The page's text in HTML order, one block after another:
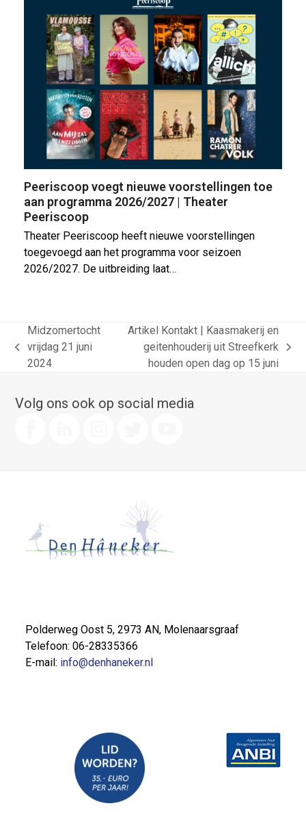
Peeriscoop voegt nieuwe voorstellingen toe
aan programma 2026/2027 | Theater
Peeriscoop
Theater Peeriscoop heeft nieuwe voorstellingen
toegevoegd aan het programma voor seizoen
2026/2027. De uitbreiding laat…
previous
post:
Midzomertocht
vrijdag 21 juni
2024
Artikel Kontakt | Kaasmakerij en
geitenhouderij uit Streefkerk
houden open dag op 15 juni
Volg ons ook op social media
Polderweg Oost 5, 2973 AN, Molenaarsgraaf
Telefoon: 06-28335366
E-mail: info@denhaneker.nl